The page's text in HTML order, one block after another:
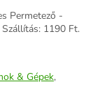
Permetező -
1190 Ft.
& Gépek,